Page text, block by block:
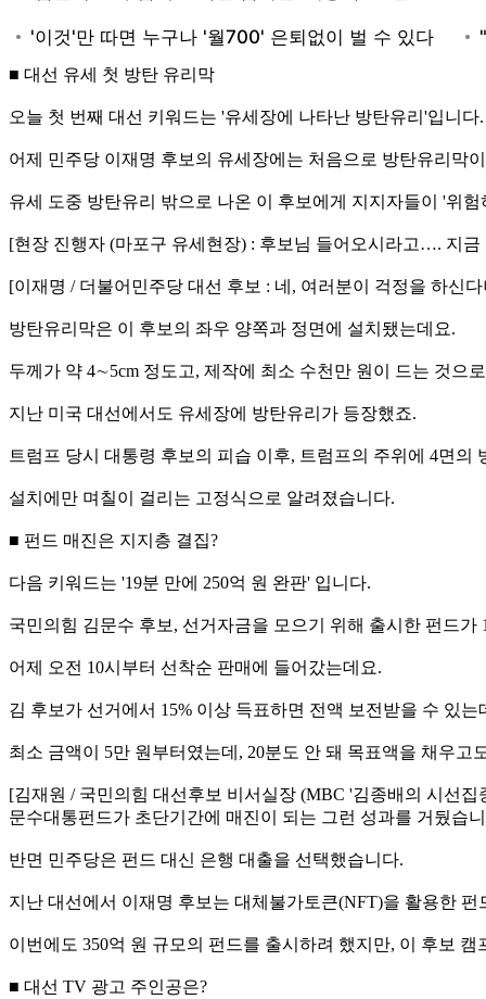
■ 대선 유세 첫 방탄 유리막
오늘 첫 번째 대선 키워드는 '유세장에 나타난 방탄유리'입니다.
어제 민주당 이재명 후보의 유세장에는 처음으로 방탄유리막
유세 도중 방탄유리 밖으로 나온 이 후보에게 지지자들이 '위
[현장 진행자 (마포구 유세현장) : 후보님 들어오시라고…. 지
[이재명 / 더불어민주당 대선 후보 : 네, 여러분이 걱정을 하신
방탄유리막은 이 후보의 좌우 양쪽과 정면에 설치됐는데요.
두께가 약 4∼5cm 정도고, 제작에 최소 수천만 원이 드는 것으
지난 미국 대선에서도 유세장에 방탄유리가 등장했죠.
트럼프 당시 대통령 후보의 피습 이후, 트럼프의 주위에 4면의
설치에만 며칠이 걸리는 고정식으로 알려졌습니다.
■ 펀드 매진은 지지층 결집?
다음 키워드는 '19분 만에 250억 원 완판' 입니다.
국민의힘 김문수 후보, 선거자금을 모으기 위해 출시한 펀드가
어제 오전 10시부터 선착순 판매에 들어갔는데요.
김 후보가 선거에서 15% 이상 득표하면 전액 보전받을 수 있
최소 금액이 5만 원부터였는데, 20분도 안 돼 목표액을 채우
[김재원 / 국민의힘 대선후보 비서실장 (MBC '김종배의 시선
문수대통펀드가 초단기간에 매진이 되는 그런 성과를 거뒀습
반면 민주당은 펀드 대신 은행 대출을 선택했습니다.
지난 대선에서 이재명 후보는 대체불가토큰(NFT)을 활용한
이번에도 350억 원 규모의 펀드를 출시하려 했지만, 이 후보
■ 대선 TV 광고 주인공은?